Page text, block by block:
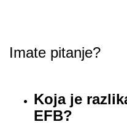
Imate pitanje?
Koja je
EFB?